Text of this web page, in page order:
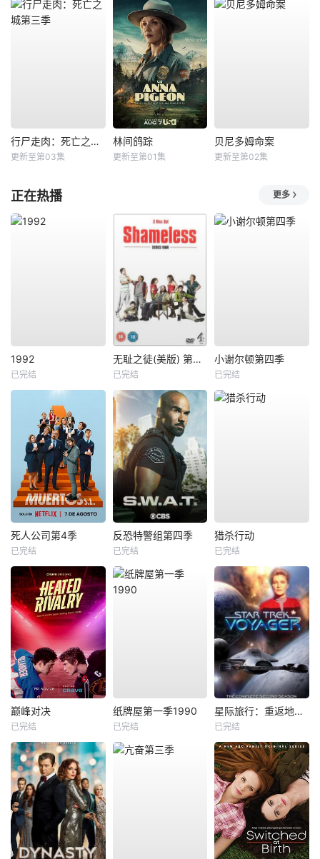
行尸走肉：死亡之城第三季
更新至第03集
林间鸽踪
更新至第01集
贝尼多姆命案
更新至第02集
正在热播 更多
1992
已完结
无耻之徒(美版) 第四季
已完结
小谢尔顿第四季
已完结
死人公司第4季
已完结
反恐特警组第四季
已完结
猎杀行动
已完结
巅峰对决
已完结
纸牌屋第一季1990
已完结
星际旅行：重返地球第二季
已完结